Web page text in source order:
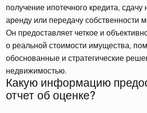
получение ипотечного кредита,
аренду или передачу собственности
Он предоставляет четкое и
о реальной стоимости имущества,
обоснованные и стратегические
Какую информацию
отчет об оценке?